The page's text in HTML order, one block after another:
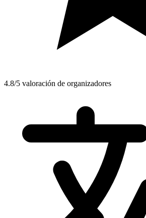
4.8/5 valoración de organizadores